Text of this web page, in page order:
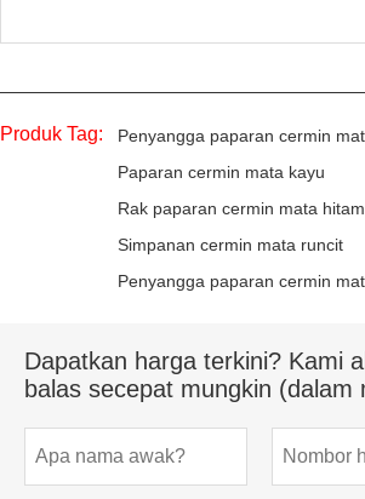
Produk Tag:
Penyangga paparan cermin
Paparan cermin mata kayu
Rak paparan cermin mata hitam
Simpanan cermin mata runcit
Penyangga paparan cermin
Dapatkan harga terkini? Kami
balas secepat mungkin (dalam